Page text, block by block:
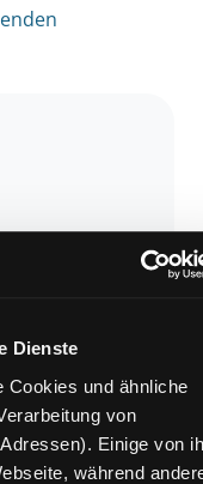
Dienste
Cookies und ähnliche
von
Einige von
während